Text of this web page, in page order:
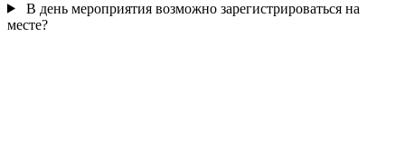
В день мероприятия возможно зарегистрироваться на
месте?